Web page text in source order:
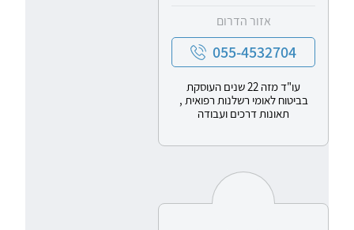
אזור הדרום
055-4532704
עו"ד מזה 22 שנים העוסקת
בביטוח לאומי רשלנות רפואית ,
תאונות דרכים ועבודה